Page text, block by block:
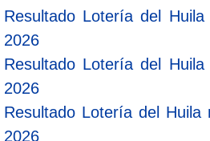
Resultado Lotería del
2026
Resultado Lotería del
2026
Resultado Lotería del
2026